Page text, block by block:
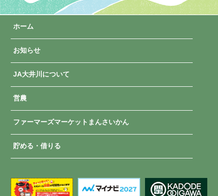
ホーム
お知らせ
JA大井川について
営農
ファーマーズマーケットまんさいかん
貯める・借りる